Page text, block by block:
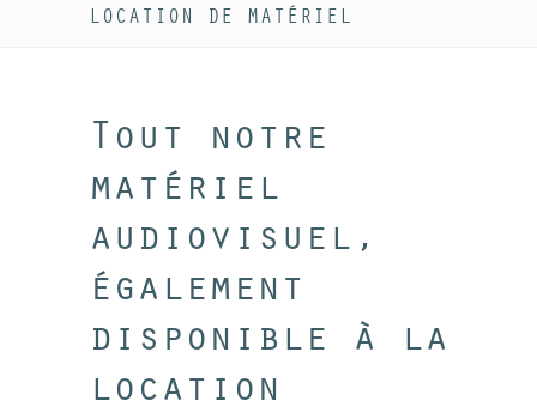
LOCATION DE MATÉRIEL
Tout notre
matériel
audiovisuel,
également
disponible à la
location